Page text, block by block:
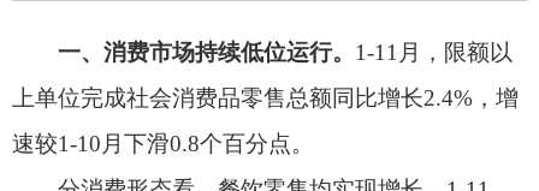
社会消费品零售总额的比重为2.7%；商品零售额同
比增长2.4%，占限额以上社会消费品零售总额的比
重为97.3%。
分行业情况看，四大行业均呈现增长趋势。其